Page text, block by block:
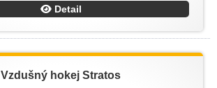
Detail
Vzdušný hokej Stratos